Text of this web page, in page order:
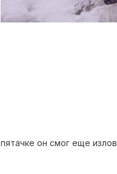
пятачке он смог еще